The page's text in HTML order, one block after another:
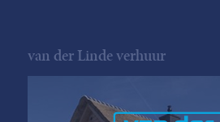
van der Linde verhuur